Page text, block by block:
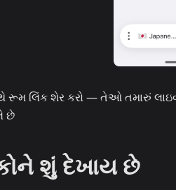
રૂમ લિંક શેર કરો — તેઓ તમારું
છે
શું દેખાય છે